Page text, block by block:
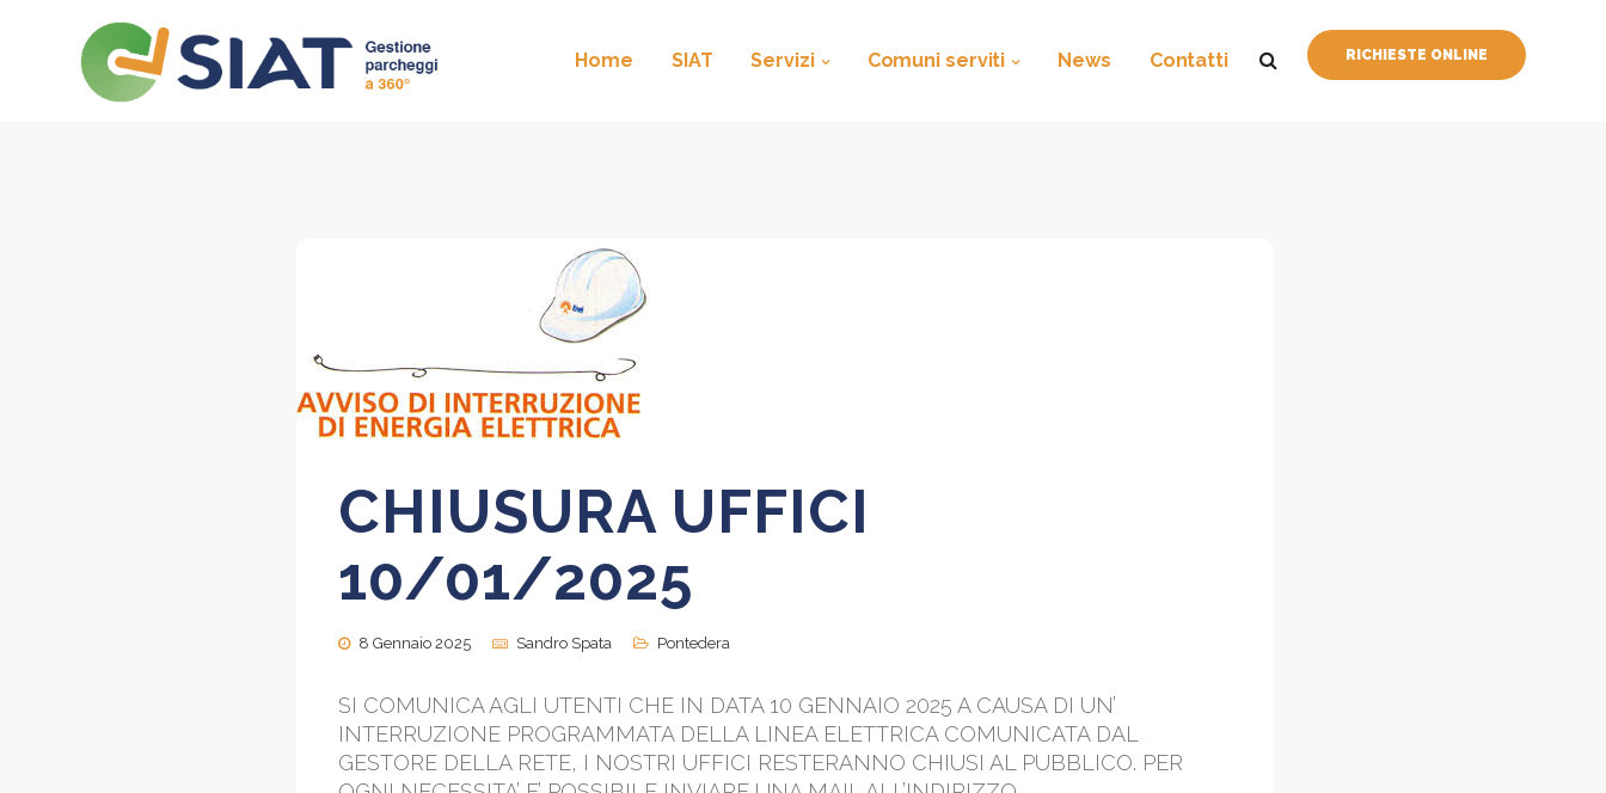
Home SIAT Servizi Comuni serviti News Contatti RICHIESTE ONLINE
CHIUSURA UFFICI
10/01/2025
8 Gennaio 2025 Sandro Spata Pontedera
SI COMUNICA AGLI UTENTI CHE IN DATA 10 GENNAIO 2025 A CAUSA DI UN’
INTERRUZIONE PROGRAMMATA DELLA LINEA ELETTRICA COMUNICATA DAL
GESTORE DELLA RETE, I NOSTRI UFFICI RESTERANNO CHIUSI AL PUBBLICO. PER